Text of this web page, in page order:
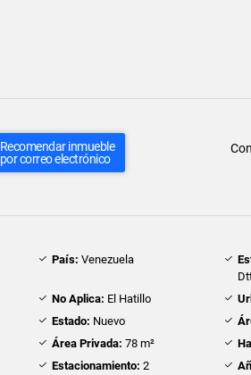
Recomendar inmueble
por correo electrónico
País: Venezuela
No Aplica: El Hatillo
Estado: Nuevo
Área Privada: 78 m²
Estacionamiento: 2